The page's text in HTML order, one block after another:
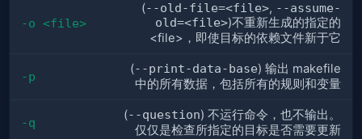
-o <file>
(--old-file=<file>, --assume-
old=<file>)不重新生成的指定的
<file>，即使目标的依赖文件新于它
-p
(--print-data-base) 输出 makefile
中的所有数据，包括所有的规则和变量
-q
(--question) 不运行命令，也不输出。
仅仅是检查所指定的目标是否需要更新